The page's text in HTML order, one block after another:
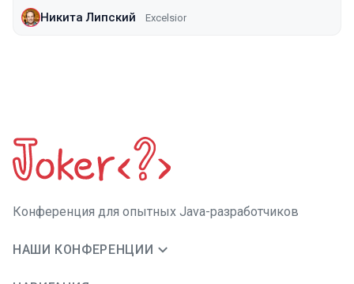
Никита Липский Excelsior
Конференция для опытных Java-разработчиков
НАШИ КОНФЕРЕНЦИИ